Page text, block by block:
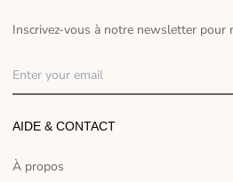
Inscrivez-vous à notre newsletter pour
AIDE & CONTACT
À propos